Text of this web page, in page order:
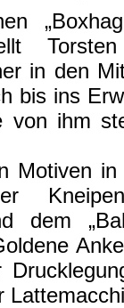
in den
bis ins
von ihm
Motiven
dem